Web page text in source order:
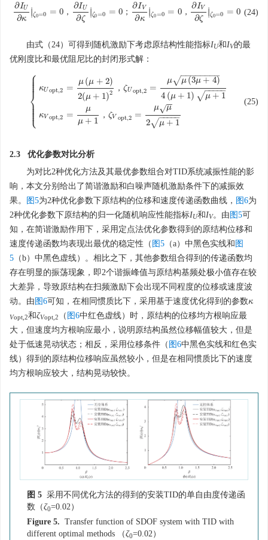
∂IU
∂κ
∣ζ0=0 = 0 ，
∂IU
∂ζ
∣ζ0=0 = 0；
∂I V
∂κ
∣∣ζ0=0 = 0，
∂IV
∂ζ
∣ζ0=0 = 0
∂IU ∂κ|ζ0 =0 =0 ，∂IU∂ ζ|ζ0= 0= 0； ∂IV∂ κ|ζ0= 0= 0， ∂IV∂ζ |ζ0= 0=0 (24)
由式（24）可得到随机激励下考虑原结构性能指标IU和IV的最
优刚度比和最优阻尼比的封闭形式解：
⎧
⎩
⎨
⎪
⎪
⎪⎪⎪
⎪
⎪⎪⎪⎪
κU opt,2 =
μ (μ + 2)
2(μ + 1)2
，ζU opt,2 =
μ μ (3μ + 4)
− −
−−−−−−
√
4 (μ + 1) μ + 1
− −
−−−
√
κV opt,2 =
μ
μ + 1
， ζV opt,2 =
μ μ
−
−
√
2
μ + 1
− −
−−−
√
{κ 2 ( +1 μ(3 )4 (μ + pt,2=
(25)
2.3 优化参数对比分析
为对比2种优化方法及其最优参数组合对TID系统减振性能的影
响，本文分别给出了简谐激励和白噪声随机激励条件下的减振效
果。 图5为2种优化参数下原结构的位移和速度传递函数曲线， 图6为
2种优化参数下原结构的归一化随机响应性能指标IU和IV。由图5可
知，在简谐激励作用下，采用定点法优化参数得到的原结构位移和
速度传递函数均表现出最优的稳定性（ 图5 （a）中黑色实线和图
5 （b）中黑色虚线）。相比之下，其他参数组合得到的传递函数均
存在明显的振荡现象，即2个谐振峰值与原结构基频处极小值存在较
大差异，导致原结构在扫频激励下会出现不同程度的位移或速度波
动。由图6可知，在相同惯质比下，采用基于速度优化得到的参数κ
κ
Vopt,2和ζVopt,2 （ 图6中红色虚线）时，原结构的位移均方根响应最
大，但速度均方根响应最小，说明原结构虽然位移幅值较大，但是
处于低速晃动状态；相反，采用位移条件（ 图6中黑色实线和红色实
线）得到的原结构位移响应虽然较小，但是在相同惯质比下的速度
均方根响应较大，结构晃动较快。
图 5 采用不同优化方法的得到的安装TID的单自由度传递函
数（ζ0=0.02）
Figure 5. Transfer function of SDOF system with TID with
different optimal methods （ζ0=0.02）